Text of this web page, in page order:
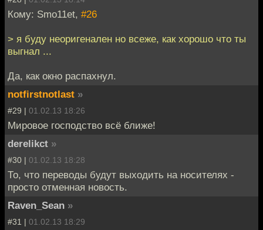
Кому: Smo11et, #26
> я буду неоригенален но всеже, как хорошо что ты
выгнал ...
Да, как окно распахнул.
notfirstnotlast »
#29 | 01.02.13 18:26
Мировое господство всё ближе!
derelikct »
#30 | 01.02.13 18:28
То, что переводы будут выходить на носителях -
просто отменная новость.
Raven_Sean »
#31 | 01.02.13 18:29